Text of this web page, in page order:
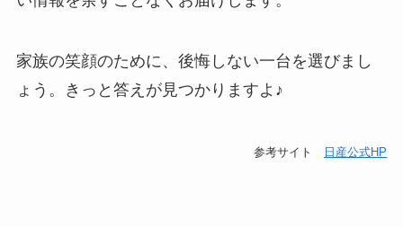
家族の笑顔のために、後悔しない一台を選びまし
ょう。きっと答えが見つかりますよ♪
参考サイト 日産公式HP